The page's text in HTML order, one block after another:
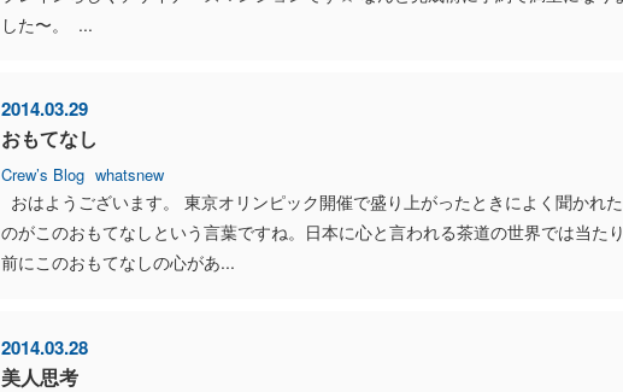
した〜。 ...
2014.03.29
おもてなし
Crew’s Blog whatsnew
おはようございます。 東京オリンピック開催で盛り上がったときによく聞かれた
のがこのおもてなしという言葉ですね。日本に心と言われる茶道の世界では当たり
前にこのおもてなしの心があ...
2014.03.28
美人思考